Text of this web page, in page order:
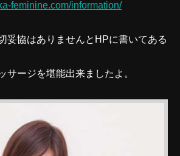
feminine.com/information/
妥協はありませんとHPに書いてある
サージを堪能出来ましたよ。